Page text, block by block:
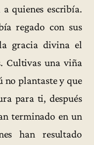
quienes escribía.
regado con sus
gracia divina el
Cultivas una viña
no plantaste y que
para ti, después
terminado en un
han resultado